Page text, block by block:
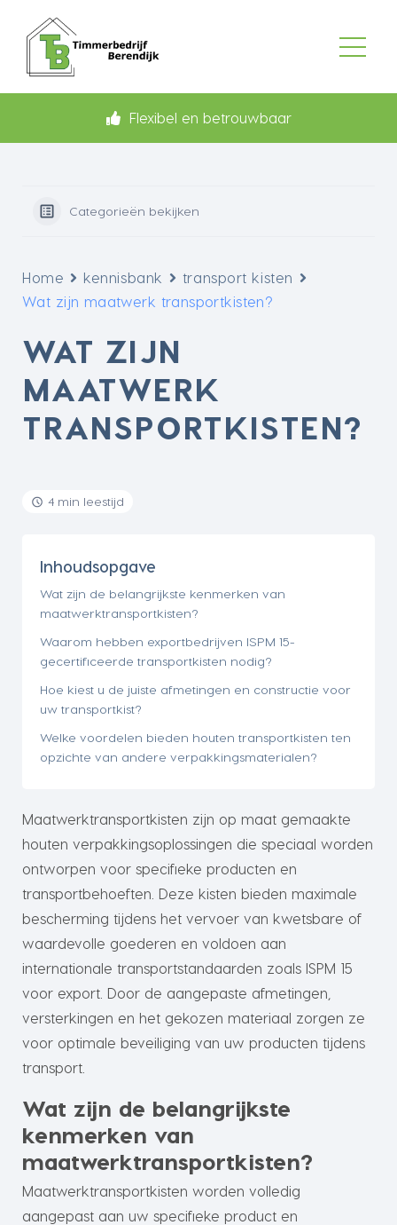
Flexibel en betrouwbaar
Categorieën bekijken
Home kennisbank
transport kisten
Wat zijn maatwerk transportkisten?
WAT ZIJN
MAATWERK
TRANSPORTKISTEN?
4 min leestijd
Inhoudsopgave
Wat zijn de belangrijkste kenmerken van
maatwerktransportkisten?
Waarom hebben exportbedrijven ISPM 15-
gecertificeerde transportkisten nodig?
Hoe kiest u de juiste afmetingen en constructie voor
uw transportkist?
Welke voordelen bieden houten transportkisten ten
opzichte van andere verpakkingsmaterialen?
Maatwerktransportkisten zijn op maat gemaakte
houten verpakkingsoplossingen die speciaal worden
ontworpen voor specifieke producten en
transportbehoeften. Deze kisten bieden maximale
bescherming tijdens het vervoer van kwetsbare of
waardevolle goederen en voldoen aan
internationale transportstandaarden zoals ISPM 15
voor export. Door de aangepaste afmetingen,
versterkingen en het gekozen materiaal zorgen ze
voor optimale beveiliging van uw producten tijdens
transport.
Wat zijn de belangrijkste
kenmerken van
maatwerktransportkisten?
Maatwerktransportkisten worden volledig
aangepast aan uw specifieke product en